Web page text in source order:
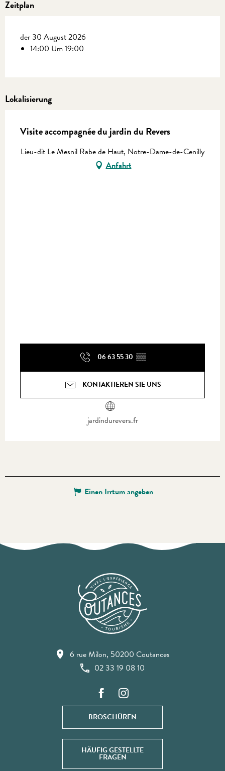
Zeitplan
der 30 August 2026
14:00 Um 19:00
Lokalisierung
Visite accompagnée du jardin du Revers
Lieu-dit Le Mesnil Rabe de Haut, Notre-Dame-de-Cenilly
Anfahrt
06 63 55 30 ▒▒
KONTAKTIEREN SIE UNS
jardindurevers.fr
Einen Irrtum angeben
6 rue Milon, 50200 Coutances
02 33 19 08 10
BROSCHÜREN
HÄUFIG GESTELLTE
FRAGEN